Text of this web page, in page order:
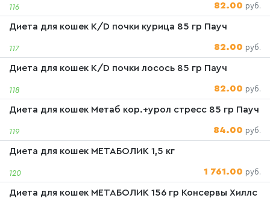
116 82.00 руб.
117
Диета для кошек К/D почки курица 85 гр Пауч
82.00 руб.
118
Диета для кошек К/D почки лосось 85 гр Пауч
82.00 руб.
119
Диета для кошек Метаб кор.+урол стресс 85 гр Пауч
84.00 руб.
120
Диета для кошек МЕТАБОЛИК 1,5 кг
1 761.00 руб.
Диета для кошек МЕТАБОЛИК 156 гр Консервы Хиллс